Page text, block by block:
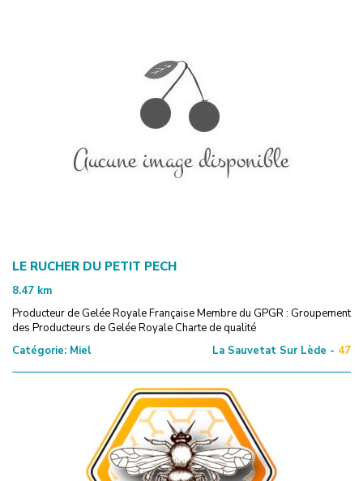
LE RUCHER DU PETIT PECH
8.47 km
Producteur de Gelée Royale Française Membre du GPGR : Groupement
des Producteurs de Gelée Royale Charte de qualité
Catégorie: Miel La Sauvetat Sur Lède - 47